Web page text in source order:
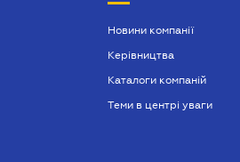
БУХГАЛТЕР ПРОФ
Новини компанії
Керівництва
Каталоги компаній
Теми в центрі уваги